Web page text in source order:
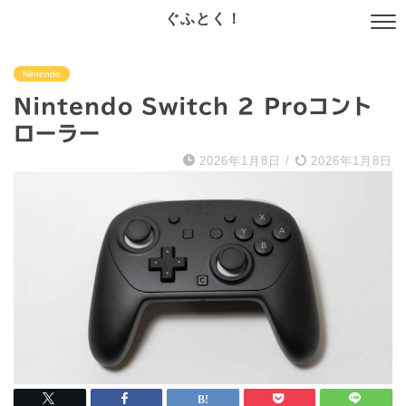
ぐふとく！
Nintendo
Nintendo Switch 2 Proコント
ローラー
2026年1月8日 / 2026年1月8日